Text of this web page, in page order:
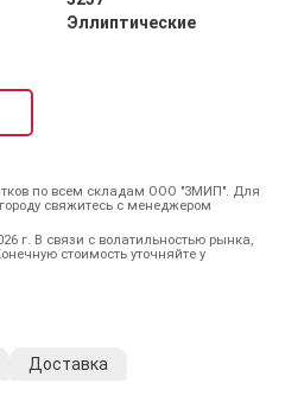
Эллиптические
по всем складам ООО "ЗМИП". Для
свяжитесь с менеджером
г. В связи с волатильностью рынка,
стоимость уточняйте у
Доставка